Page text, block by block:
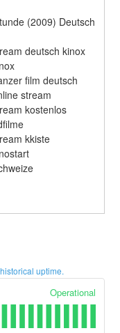
(2009) Deutsch
deutsch kinox
film deutsch
stream
kostenlos
kkiste
uptime.
Operational